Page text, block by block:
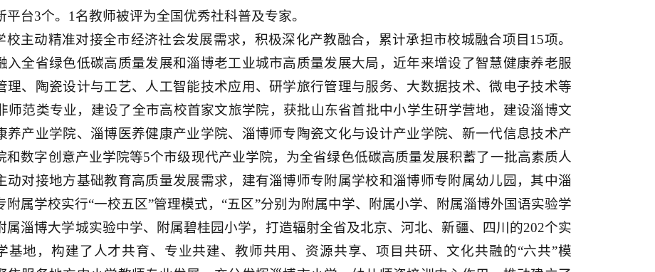
平台3个。1名教师被评为全国优秀社科普及专家。
校主动精准对接全市经济社会发展需求，积极深化产教融合，累计承担市校城融合项目15项。
入全省绿色低碳高质量发展和淄博老工业城市高质量发展大局，近年来增设了智慧健康养老服
理、陶瓷设计与工艺、人工智能技术应用、研学旅行管理与服务、大数据技术、微电子技术等
师范类专业，建设了全市高校首家文旅学院，获批山东省首批中小学生研学营地，建设淄博文
养产业学院、淄博医养健康产业学院、淄博师专陶瓷文化与设计产业学院、新一代信息技术产
和数字创意产业学院等5个市级现代产业学院，为全省绿色低碳高质量发展积蓄了一批高素质人
动对接地方基础教育高质量发展需求，建有淄博师专附属学校和淄博师专附属幼儿园，其中淄
附属学校实行“一校五区”管理模式，“五区”分别为附属中学、附属小学、附属淄博外国语实验学
属淄博大学城实验中学、附属碧桂园小学，打造辐射全省及北京、河北、新疆、四川的202个实
基地，构建了人才共育、专业共建、教师共用、资源共享、项目共研、文化共融的“六共”模